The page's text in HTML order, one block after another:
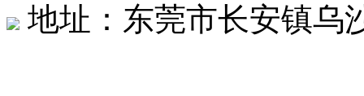
地址：东莞市长安镇乌